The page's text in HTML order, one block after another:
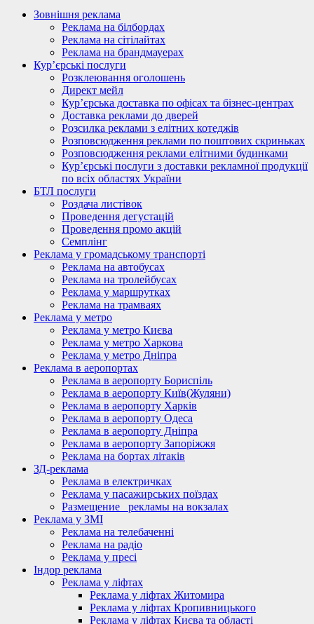
Зовнішня реклама
Реклама на білбордах
Реклама на сітілайтах
Реклама на брандмауерах
Кур’єрські послуги
Розклеювання оголошень
Директ мейл
Кур’єрська доставка по офісах та бізнес-центрах
Доставка реклами до дверей
Розсилка реклами з елітних котеджів
Розповсюдження реклами по поштових скриньках
Розповсюдження реклами елітними будинками
Кур’єрські послуги з доставки рекламної продукції
по всіх областях України
БТЛ послуги
Роздача листівок
Проведення дегустацій
Проведення промо акцій
Семплінг
Реклама у громадському транспорті
Реклама на автобусах
Реклама на тролейбусах
Реклама у маршрутках
Реклама на трамваях
Реклама у метро
Реклама у метро Києва
Реклама у метро Харкова
Реклама у метро Дніпра
Реклама в аеропортах
Реклама в аеропорту Бориспіль
Реклама в аеропорту Київ(Жуляни)
Реклама в аеропорту Харків
Реклама в аеропорту Одеса
Реклама в аеропорту Дніпра
Реклама в аеропорту Запоріжжя
Реклама на бортах літаків
ЗД-реклама
Реклама в електричках
Реклама у пасажирських поїздах
Размещение_ рекламы на вокзалах
Реклама у ЗМІ
Реклама на телебаченні
Реклама на радіо
Реклама у пресі
Індор реклама
Реклама у ліфтах
Реклама у ліфтах Житомира
Реклама у ліфтах Кропивницького
Реклама у ліфтах Києва та області